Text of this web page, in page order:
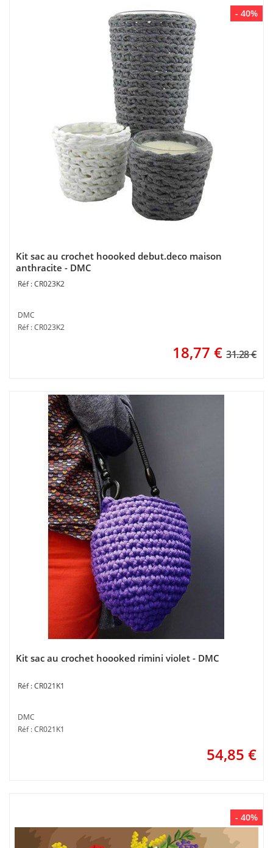
- 40%
Kit sac au crochet hoooked debut.deco maison
anthracite - DMC
CR023K2
DMC
Réf : CR023K2
18,77 € 31.28 €
Kit sac au crochet hoooked rimini violet - DMC
CR021K1
DMC
Réf : CR021K1
54,85 €
- 40%